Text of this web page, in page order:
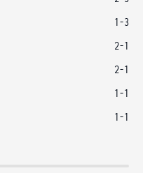
1-3
2-1
2-1
1-1
1-1